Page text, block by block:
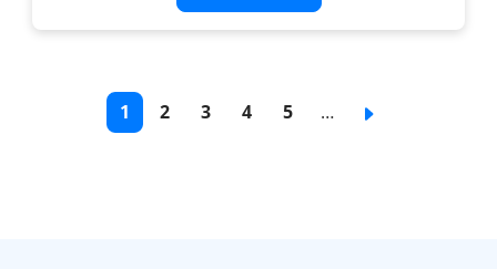
PaginationPage
courante
1
Page
2
Page
3
Page
4
Page
5 …
Page